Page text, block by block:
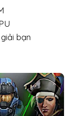
bạn